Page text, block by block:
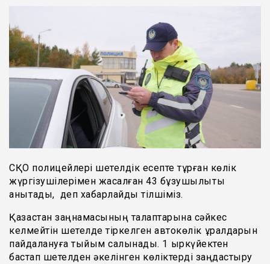
СҚО полицейлері шетелдік есепте тұрған көлік
жүргізушілерімен жасалған 43 бұзушылықты
анықтады, деп хабарлайды тілшіміз.
Қазақстан заңнамасының талаптарына сәйкес
келмейтін шетелде тіркелген автокөлік құралдарын
пайдалануға тыйым салынады. 1 қыркүйектен
бастап шетелден әкелінген көліктерді заңдастыру